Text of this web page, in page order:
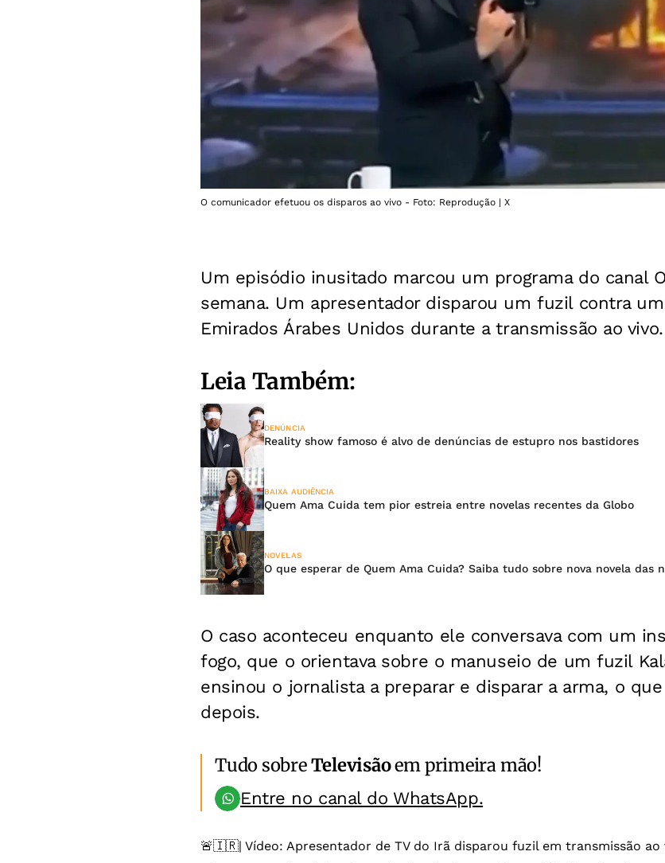
O comunicador efetuou os disparos ao vivo - Foto: Reprodução | X
Um episódio inusitado marcou um programa do canal
semana. Um apresentador disparou um fuzil contra
Emirados Árabes Unidos durante a transmissão ao vivo.
Leia Também:
DENÚNCIA
Reality show famoso é alvo de denúncias de estupro nos bastidores
BAIXA AUDIÊNCIA
Quem Ama Cuida tem pior estreia entre novelas recentes da Globo
NOVELAS
O que esperar de Quem Ama Cuida? Saiba tudo sobre nova novela das
O caso aconteceu enquanto ele conversava com um
fogo, que o orientava sobre o manuseio de um fuzil
ensinou o jornalista a preparar e disparar a arma, o
depois.
Tudo sobreTelevisãoem primeira mão!
Entre no canal do WhatsApp.
🚨🇮🇷| Vídeo: Apresentador de TV do Irã disparou fuzil em transmissão ao